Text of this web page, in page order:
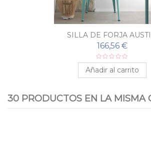
SILLA DE FORJA
166,56 €
Añadir al carrito
30 PRODUCTOS EN LA MISMA